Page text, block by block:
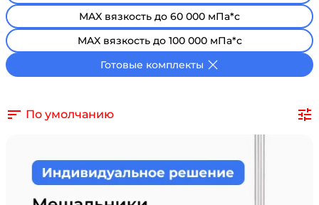
MAX вязкость до 60 000 мПа*с
MAX вязкость до 100 000 мПа*с
Готовые комплекты
По умолчанию